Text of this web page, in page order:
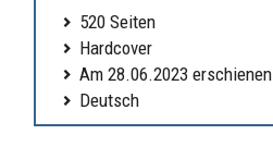
520 Seiten
Hardcover
Am 28.06.2023 erschienen
Deutsch